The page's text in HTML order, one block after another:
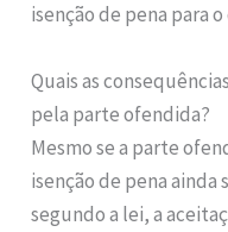
isenção de pena para
Quais as
pela parte ofendida?
Mesmo se a parte
isenção de pena
segundo a lei, a